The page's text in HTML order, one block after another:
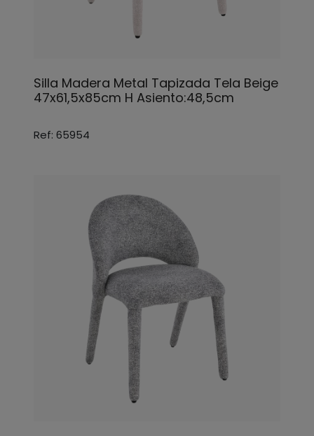
Silla Madera Metal Tapizada Tela Beige
47x61,5x85cm H Asiento:48,5cm
Ref: 65954